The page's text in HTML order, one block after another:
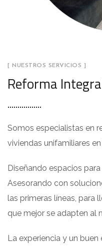
[ NUESTROS SERVICIOS ]
Reforma
Somos especialistas en
viviendas unifamiliares
Diseñando espacios para
Asesorando con
las primeras líneas, para
que mejor se adapten al
La experiencia y un